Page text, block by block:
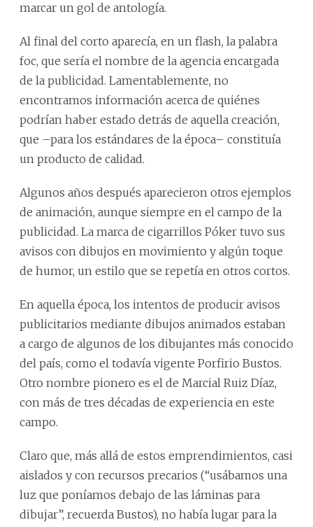
marcar un gol de antología.
Al final del corto aparecía, en un flash, la palabra
foc, que sería el nombre de la agencia encargada
de la publicidad. Lamentablemente, no
encontramos información acerca de quiénes
podrían haber estado detrás de aquella creación,
que –para los estándares de la época– constituía
un producto de calidad.
Algunos años después aparecieron otros ejemplos
de animación, aunque siempre en el campo de la
publicidad. La marca de cigarrillos Póker tuvo sus
avisos con dibujos en movimiento y algún toque
de humor, un estilo que se repetía en otros cortos.
En aquella época, los intentos de producir avisos
publicitarios mediante dibujos animados estaban
a cargo de algunos de los dibujantes más conocido
del país, como el todavía vigente Porfirio Bustos.
Otro nombre pionero es el de Marcial Ruiz Díaz,
con más de tres décadas de experiencia en este
campo.
Claro que, más allá de estos emprendimientos, casi
aislados y con recursos precarios (“usábamos una
luz que poníamos debajo de las láminas para
dibujar”, recuerda Bustos), no había lugar para la